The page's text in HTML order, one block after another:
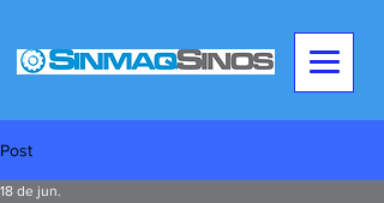
Post
18 de jun.